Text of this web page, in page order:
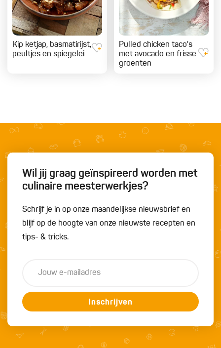
Kip ketjap, basmatirijst,
peultjes en spiegelei
Pulled chicken taco's
met avocado en frisse
groenten
Wil jij graag geïnspireerd worden met
culinaire meesterwerkjes?
Schrijf je in op onze maandelijkse nieuwsbrief en
blijf op de hoogte van onze nieuwste recepten en
tips- & tricks.
Inschrijven